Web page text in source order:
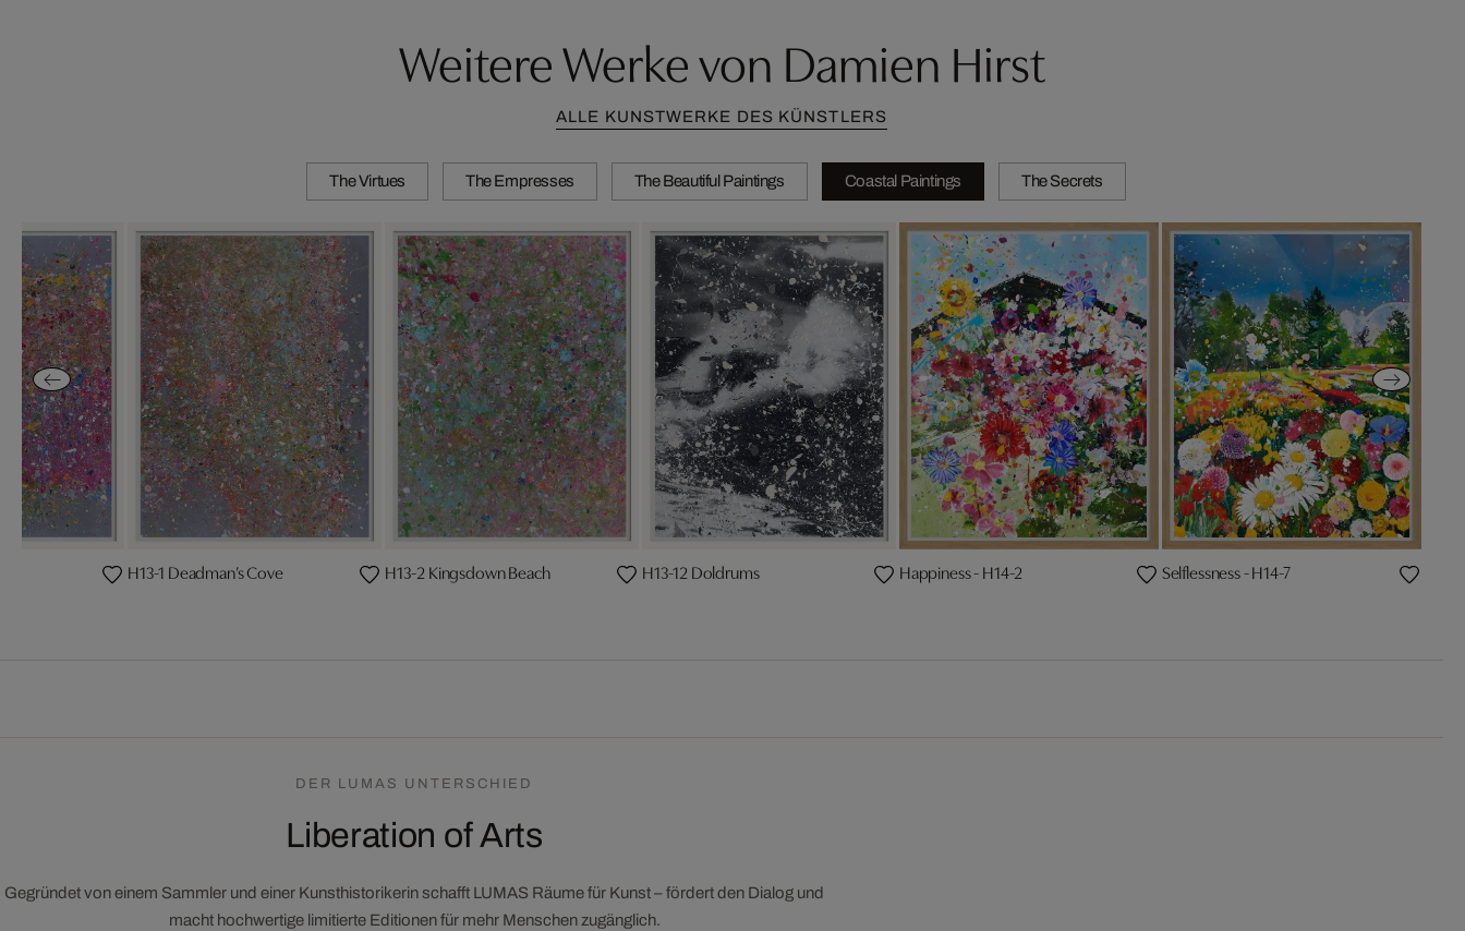
Weitere Werke von Damien Hirst
ALLE KUNSTWERKE DES KÜNSTLERS
The Virtues The Empresses The Beautiful Paintings Coastal Paintings The Secrets
H13-1 Deadman’s Cove H13-2 Kingsdown Beach H13-12 Doldrums Happiness - H14-2 Selflessness - H14-7
DER LUMAS UNTERSCHIED
Liberation of Arts
Gegründet von einem Sammler und einer Kunsthistorikerin schafft LUMAS Räume für Kunst – fördert den Dialog und
macht hochwertige limitierte Editionen für mehr Menschen zugänglich.